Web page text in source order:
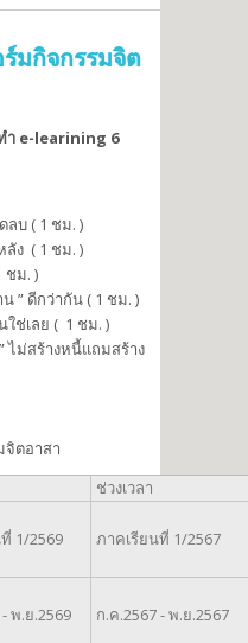
มกิจกรรมจิต
ำ e-learining 6
ลบ ( 1 ชม. )
ง ( 1 ชม. )
ชม. )
” ดีกว่ากัน ( 1 ชม. )
ช่เลย ( 1 ชม. )
ไม่สร้างหนี้แถมสร้าง
จิตอาสา
ช่วงเวลา
1/2569 ภาคเรียนที่ 1/2567
พ.ย.2569 ก.ค.2567 - พ.ย.2567